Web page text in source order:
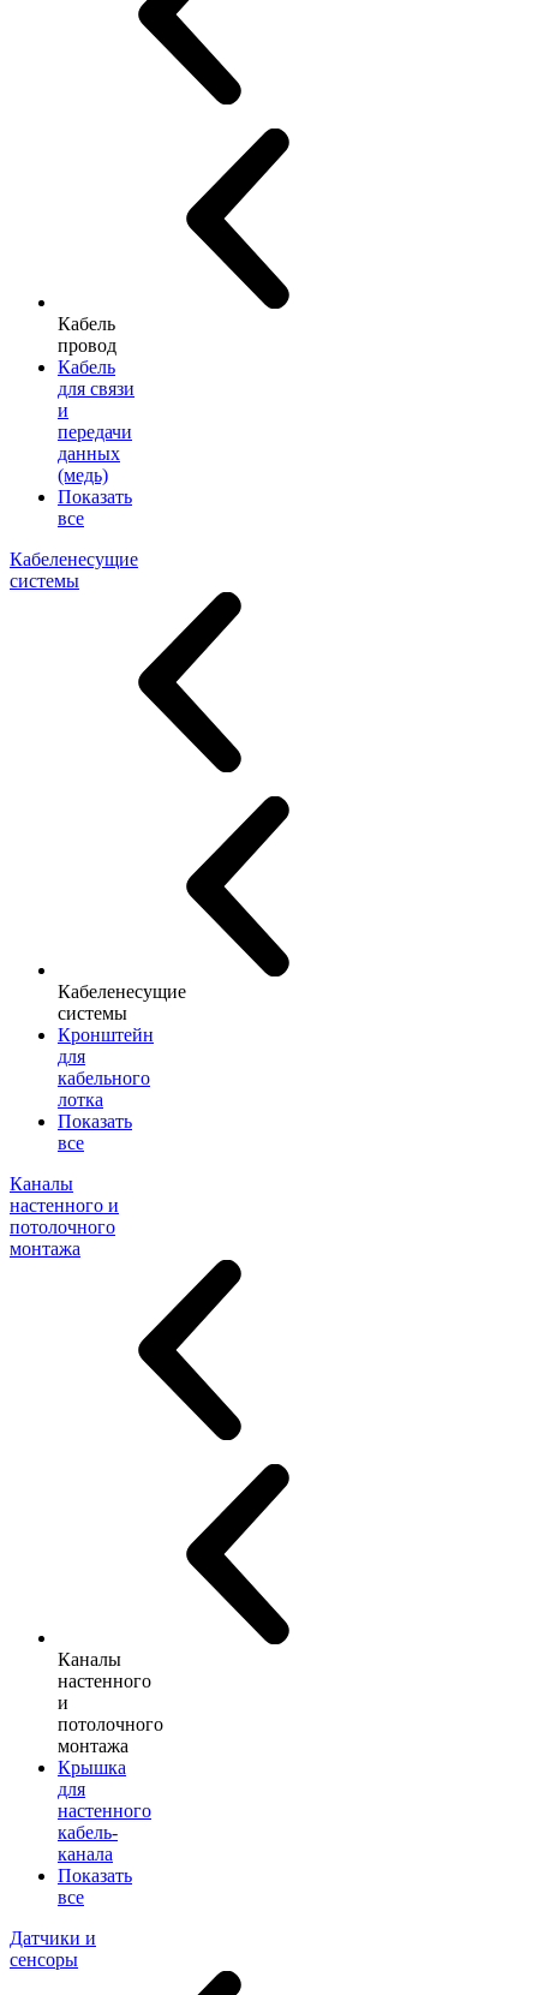
Кабель
провод
Кабель
для связи
и
передачи
данных
(медь)
Показать
все
Кабеленесущие
системы
Кабеленесущие
системы
Кронштейн
для
кабельного
лотка
Показать
все
Каналы
настенного и
потолочного
монтажа
Каналы
настенного
и
потолочного
монтажа
Крышка
для
настенного
кабель-
канала
Показать
все
Датчики и
сенсоры